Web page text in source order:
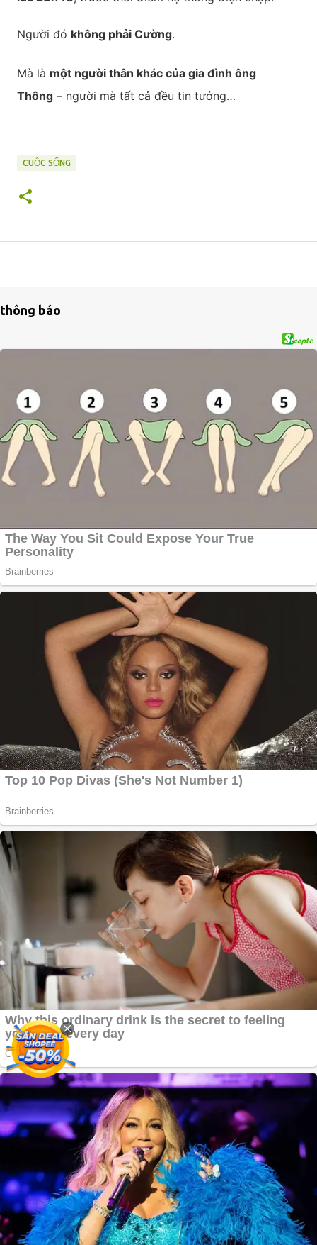
Người đó không phải Cường.
Mà là một người thân khác của gia đình ông
Thông – người mà tất cả đều tin tưởng…
CUỘC SỐNG
thông báo